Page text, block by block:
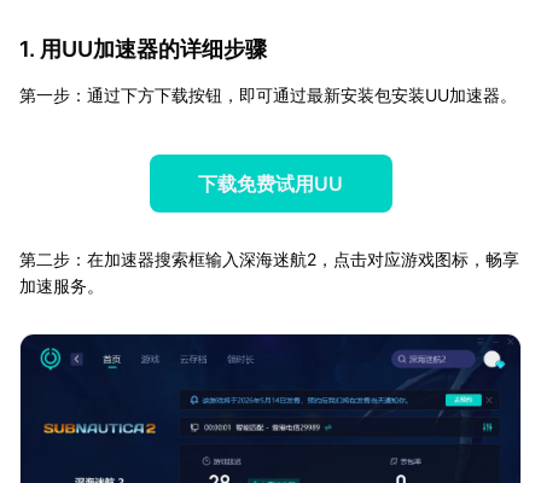
1. 用UU加速器的详细步骤
第一步：通过下方下载按钮，即可通过最新安装包安装UU加速器。
下载免费试用UU
第二步：在加速器搜索框输入深海迷航2，点击对应游戏图标，畅享
加速服务。